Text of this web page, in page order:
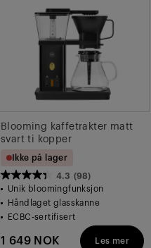
Blooming kaffetrakter matt
svart ti kopper
Ikke på lager
4.3 (98)
4.3
av
5
stjerner.
Unik bloomingfunksjon
Håndlaget glasskanne
ECBC-sertifisert
1 649 NOK Les mer